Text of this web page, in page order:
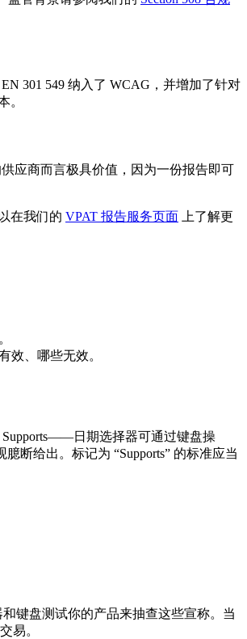
301 549 纳入了 WCAG，并增加了针对
。
应商而言极具价值，因为一份报告即可
在我们的 VPAT 报告服务页面 上了解更
效、哪些无效。
Supports——日期选择器可通过键盘操
臆断给出。标记为 “Supports” 的标准应当
键盘测试你的产品来抽查这些宣称。当
易。